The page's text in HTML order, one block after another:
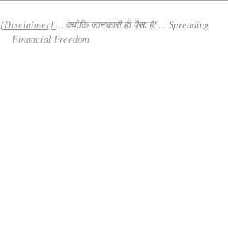
{Disclaimer}
... क्योंकि जानकारी ही पैसा है! ... Spreading
Financial Freedom